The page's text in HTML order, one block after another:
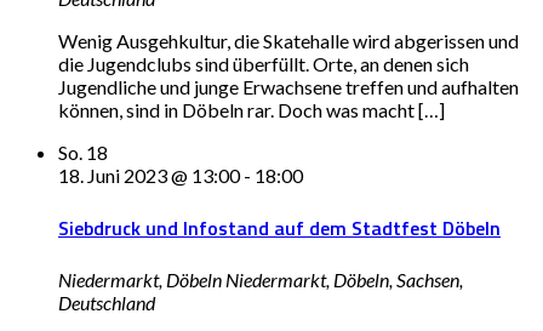
Wenig Ausgehkultur, die Skatehalle wird abgerissen und
die Jugendclubs sind überfüllt. Orte, an denen sich
Jugendliche und junge Erwachsene treffen und aufhalten
können, sind in Döbeln rar. Doch was macht […]
So. 18
18. Juni 2023 @ 13:00- 18:00
Siebdruck und Infostand auf dem Stadtfest Döbeln
Niedermarkt, Döbeln Niedermarkt, Döbeln, Sachsen,
Deutschland